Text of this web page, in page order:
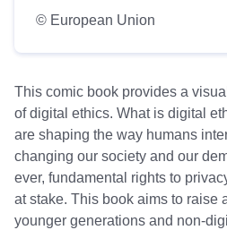
This comic book provides a
of digital ethics. What is digital
are shaping the way humans
changing our society and our
ever, fundamental rights to
at stake. This book aims to raise
younger generations and non-
© European Union